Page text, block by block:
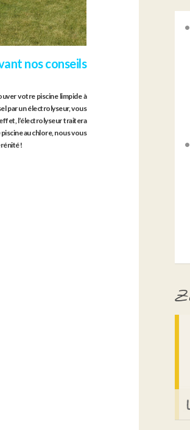
nos conseils
votre piscine limpide à
par un électrolyseur, vous
l’électrolyseur traitera
au chlore, nous vous
!